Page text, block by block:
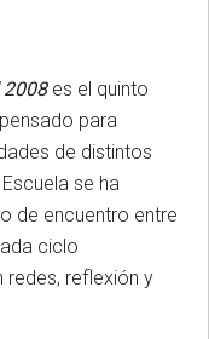
2008es el quinto
para
de distintos
se ha
de encuentro entre
ciclo
redes, reflexión y